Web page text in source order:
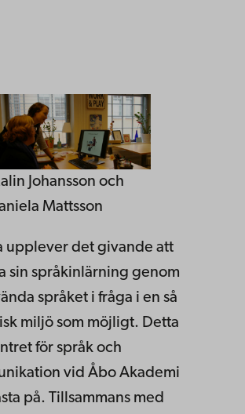
Johansson och
Mattsson
upplever det givande att
sin språkinlärning genom
språket i fråga i en så
miljö som möjligt. Detta
för språk och
vid Åbo Akademi
på. Tillsammans med